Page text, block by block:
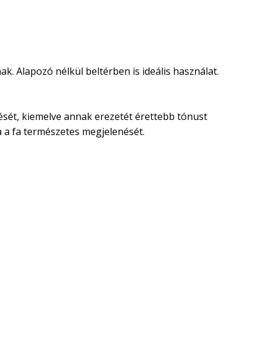
Alapozó nélkül beltérben is ideális használat.
kiemelve annak erezetét érettebb tónust
fa természetes megjelenését.